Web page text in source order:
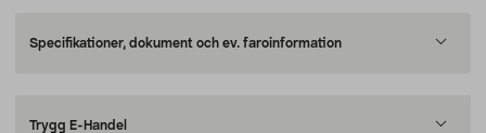
Specifikationer, dokument och ev. faroinformation
Trygg E-Handel